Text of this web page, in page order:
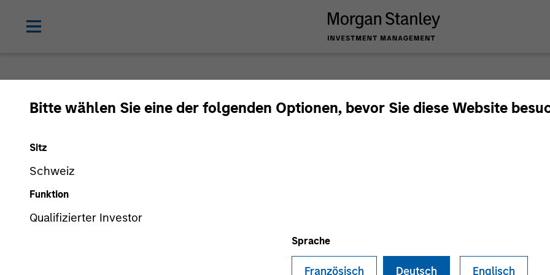
Bitte wählen Sie eine der folgenden Optionen, bevor Sie diese Website
Sitz
Schweiz
Funktion
Qualifizierter Investor
Sprache
Französisch Deutsch Englisch
2026